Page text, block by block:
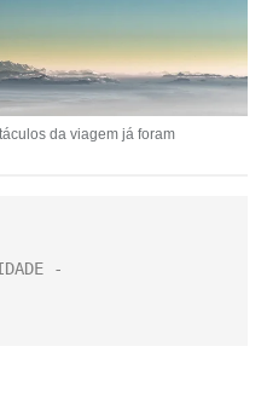
da viagem já foram